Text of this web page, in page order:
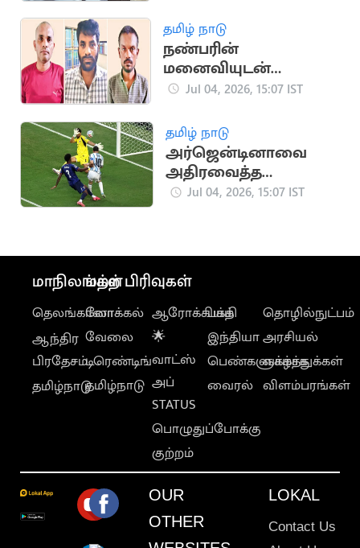
தமிழ் நாடு
நண்பரின்
மனைவியுடன்
நெருங்கி பழகிய
3 பேர் கைது
Jul 04, 2026, 15:07 IST
தமிழ் நாடு
அர்ஜென்டினாவை
அதிரவைத்த
வோஜின்ஹாவுக்கு
Jul 04, 2026, 15:07 IST
மாநிலங்கள்
தெலங்கானா
ஆந்திர
பிரதேசம்
தமிழ்நாடு
மற்ற பிரிவுகள்
லோக்கல்
வேலை
டிரெண்டிங்
தமிழ்நாடு
ஆரோக்கியம்
🌟
வாட்ஸ்
அப்
STATUS
பொழுதுப்போக்கு
குற்றம்
பக்தி
இந்தியா
பெண்களுக்காக
வைரல்
தொழில்நுட்பம்
அரசியல்
வாழ்த்துக்கள்
விளம்பரங்கள்
OUR
OTHER
LOKAL
Contact Us